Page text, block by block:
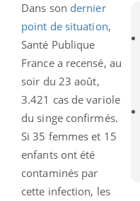
Dans son dernier
point de situation,
Santé Publique
France a recensé, au
soir du 23 août,
3.421 cas de variole
du singe confirmés.
Si 35 femmes et 15
enfants ont été
contaminés par
cette infection, les